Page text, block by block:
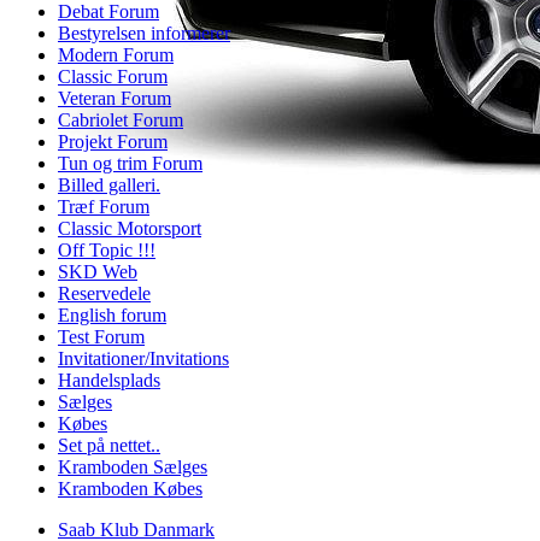
Debat Forum
Bestyrelsen informerer
Modern Forum
Classic Forum
Veteran Forum
Cabriolet Forum
Projekt Forum
Tun og trim Forum
Billed galleri.
Træf Forum
Classic Motorsport
Off Topic !!!
SKD Web
Reservedele
English forum
Test Forum
Invitationer/Invitations
Handelsplads
Sælges
Købes
Set på nettet..
Kramboden Sælges
Kramboden Købes
Saab Klub Danmark